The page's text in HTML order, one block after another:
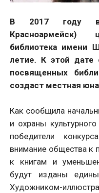
В 2017 году в
Красноармейск)
библиотека имени
летие. К этой дате
посвященных
создаст местная
Как сообщила
и охраны
победители
внимание общества к
к книгам и
будут изданы
Художником-